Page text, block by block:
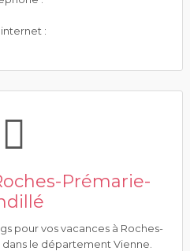
:
Prémarie-
pour vos vacances à Roches-
le département Vienne.